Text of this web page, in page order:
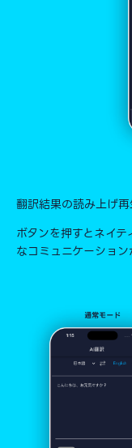
翻訳結果の読み上げ再
ボタンを押すとネイ
なコミュニケーション